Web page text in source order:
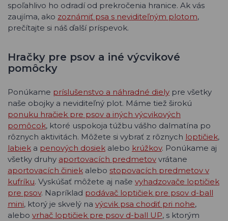
spoľahlivo ho odradí od prekročenia hranice. Ak vás
zaujíma, ako zoznámiť psa s neviditeľným plotom,
prečítajte si náš ďalší príspevok.
Hračky pre psov a iné výcvikové
pomôcky
Ponúkame príslušenstvo a náhradné diely pre všetky
naše obojky a neviditeľný plot. Máme tiež širokú
ponuku hračiek pre psov a iných výcvikových
pomôcok, ktoré uspokoja túžbu vášho dalmatína po
rôznych aktivitách. Môžete si vybrať z rôznych loptičiek,
labiek a penových dosiek alebo krúžkov. Ponúkame aj
všetky druhy aportovacích predmetov vrátane
aportovacích činiek alebo stopovacích predmetov v
kufríku. Vyskúšať môžete aj naše vyhadzovače loptičiek
pre psov. Napríklad podávač loptičiek pre psov d-ball
mini, ktorý je skvelý na výcvik psa chodiť pri nohe,
alebo vrhač loptičiek pre psov d-ball UP, s ktorým